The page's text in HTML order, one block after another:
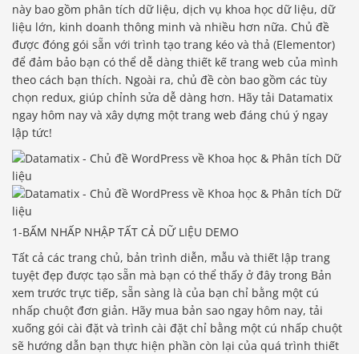
này bao gồm phân tích dữ liệu, dịch vụ khoa học dữ liệu, dữ
liệu lớn, kinh doanh thông minh và nhiều hơn nữa. Chủ đề
được đóng gói sẵn với trình tạo trang kéo và thả (Elementor)
để đảm bảo bạn có thể dễ dàng thiết kế trang web của mình
theo cách bạn thích. Ngoài ra, chủ đề còn bao gồm các tùy
chọn redux, giúp chỉnh sửa dễ dàng hơn. Hãy tải Datamatix
ngay hôm nay và xây dựng một trang web đáng chú ý ngay
lập tức!
1-BẤM NHẤP NHẬP TẤT CẢ DỮ LIỆU DEMO
Tất cả các trang chủ, bản trình diễn, mẫu và thiết lập trang
tuyệt đẹp được tạo sẵn mà bạn có thể thấy ở đây trong Bản
xem trước trực tiếp, sẵn sàng là của bạn chỉ bằng một cú
nhấp chuột đơn giản. Hãy mua bản sao ngay hôm nay, tải
xuống gói cài đặt và trình cài đặt chỉ bằng một cú nhấp chuột
sẽ hướng dẫn bạn thực hiện phần còn lại của quá trình thiết